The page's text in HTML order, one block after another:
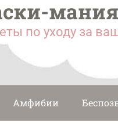
мания
по уходу за
Амфибии